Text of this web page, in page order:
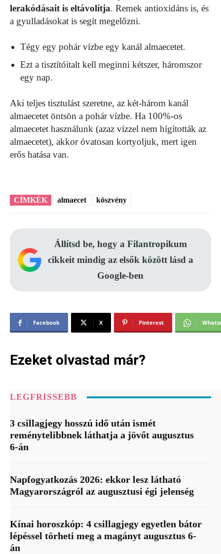
lerakódásait is eltávolítja. Remek antioxidáns is, és
a gyulladásokat is segít megelőzni.
Tégy egy pohár vízbe egy kanál almaecetet.
Ezt a tisztítóitalt kell meginni kétszer, háromszor
egy nap.
Aki teljes tisztulást szeretne, az két-három kanál
almaecetet öntsön a pohár vízbe. Ha 100%-os
almaecetet használunk (azaz vízzel nem hígították az
almaecetet), akkor óvatosan kortyoljuk, mert igen
erős hatása van.
CÍMKÉK almaecet köszvény
Állítsd be, hogy a Filantropikum
cikkeit mindig az elsők között lásd a
Google-ben
Facebook X Pinterest
Ezeket olvastad már?
LEGFRISSEBB
3 csillagjegy hosszú idő után ismét
reménytelibbnek láthatja a jövőt augusztus
6-án
Napfogyatkozás 2026: ekkor lesz látható
Magyarországról az augusztusi égi jelenség
Kínai horoszkóp: 4 csillagjegy egyetlen bátor
lépéssel törheti meg a magányt augusztus 6-
án